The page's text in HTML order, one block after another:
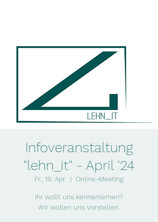
Infoveranstaltung
"lehn_it" - April '24
Fr., 19. Apr.
  |
Online-Meeting
Ihr wollt uns kennenlernen?
Wir wollen uns vorstellen.